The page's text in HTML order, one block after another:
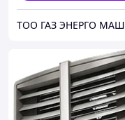
ТОО ГАЗ ЭНЕРГО МАШ